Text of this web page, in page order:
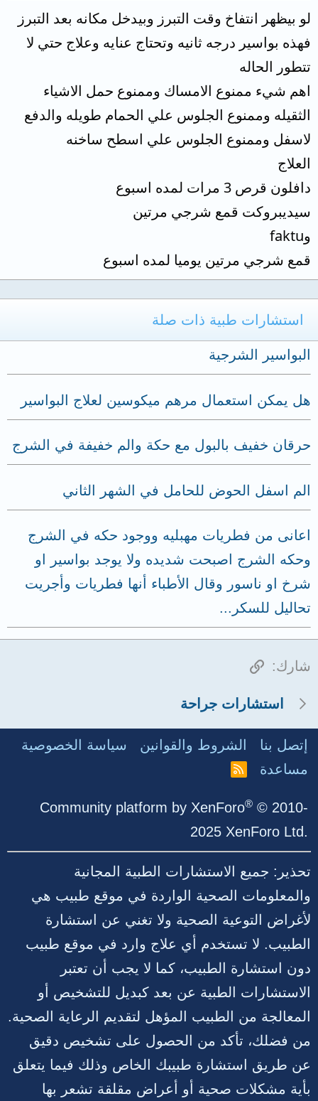
لو بيظهر انتفاخ وقت التبرز وبيدخل مكانه بعد التبرز
فهذه بواسير درجه ثانيه وتحتاج عنايه وعلاج حتي لا
تتطور الحاله
اهم شيء ممنوع الامساك وممنوع حمل الاشياء
الثقيله وممنوع الجلوس علي الحمام طويله والدفع
لاسفل وممنوع الجلوس علي اسطح ساخنه
العلاج
دافلون قرص 3 مرات لمده اسبوع
سيديبروكت قمع شرجي مرتين
وfaktu
قمع شرجي مرتين يوميا لمده اسبوع
استشارات طبية ذات صلة
البواسير الشرجية
هل يمكن استعمال مرهم ميكوسين لعلاج البواسير
حرقان خفيف بالبول مع حكة والم خفيفة في الشرج
الم اسفل الحوض للحامل في الشهر الثاني
اعانى من فطريات مهبليه ووجود حكه في الشرج
وحكه الشرج اصبحت شديده ولا يوجد بواسير او
شرخ او ناسور وقال الأطباء أنها فطريات وأجريت
تحاليل للسكر...
شارك: الرابط
استشارات جراحة
إتصل بنا الشروط والقوانين
سياسة الخصوصية
مساعدة
R
Community platform by XenForo® © 2010-
2025 XenForo Ltd.
تحذير: جميع الاستشارات الطبية المجانية
والمعلومات الصحية الواردة في موقع طبيب هي
لأغراض التوعية الصحية ولا تغني عن استشارة
الطبيب. لا تستخدم أي علاج وارد في موقع طبيب
دون استشارة الطبيب، كما لا يجب أن تعتبر
الاستشارات الطبية عن بعد كبديل للتشخيص أو
المعالجة من الطبيب المؤهل لتقديم الرعاية الصحية.
من فضلك، تأكد من الحصول على تشخيص دقيق
عن طريق استشارة طبيبك الخاص وذلك فيما يتعلق
بأية مشكلات صحية أو أعراض مقلقة تشعر بها